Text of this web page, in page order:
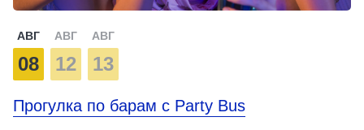
АВГ
08
АВГ
12
АВГ
13
Прогулка по барам с Party Bus